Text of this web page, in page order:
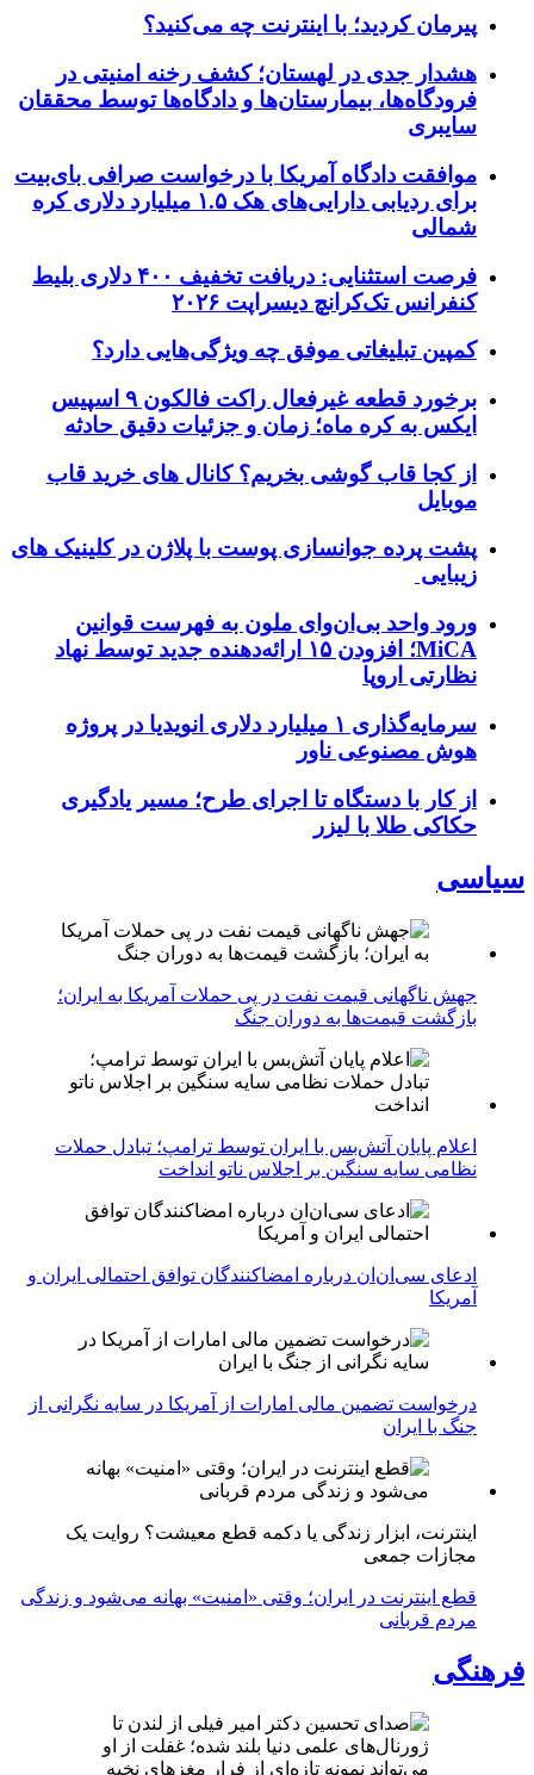
پیرمان کردید؛ با اینترنت چه می‌کنید؟
هشدار جدی در لهستان؛ کشف رخنه امنیتی در
فرودگاه‌ها، بیمارستان‌ها و دادگاه‌ها توسط محققان
سایبری
موافقت دادگاه آمریکا با درخواست صرافی بای‌بیت
برای ردیابی دارایی‌های هک ۱.۵ میلیارد دلاری کره
شمالی
فرصت استثنایی: دریافت تخفیف ۴۰۰ دلاری بلیط
کنفرانس تک‌کرانچ دیسراپت ۲۰۲۶
کمپین تبلیغاتی موفق چه ویژگی‌هایی دارد؟
برخورد قطعه غیرفعال راکت فالکون ۹ اسپیس
ایکس به کره ماه؛ زمان و جزئیات دقیق حادثه
از کجا قاب گوشی بخریم؟ کانال های خرید قاب
موبایل
پشت پرده جوانسازی پوست با پلاژن در کلینیک های
زیبایی
ورود واحد بی‌ان‌وای ملون به فهرست قوانین
MiCA؛ افزودن ۱۵ ارائه‌دهنده جدید توسط نهاد
نظارتی اروپا
سرمایه‌گذاری ۱ میلیارد دلاری انویدیا در پروژه
هوش مصنوعی ناور
از کار با دستگاه تا اجرای طرح؛ مسیر یادگیری
حکاکی طلا با لیزر
سیاسی
جهش ناگهانی قیمت نفت در پی حملات آمریکا به ایران؛
بازگشت قیمت‌ها به دوران جنگ
اعلام پایان آتش‌بس با ایران توسط ترامپ؛ تبادل حملات
نظامی سایه سنگین بر اجلاس ناتو انداخت
ادعای سی‌ان‌ان درباره امضاکنندگان توافق احتمالی ایران و
آمریکا
درخواست تضمین مالی امارات از آمریکا در سایه نگرانی از
جنگ با ایران
اینترنت، ابزار زندگی یا دکمه قطع معیشت؟ روایت یک
مجازات جمعی
قطع اینترنت در ایران؛ وقتی «امنیت» بهانه می‌شود و زندگی
مردم قربانی
فرهنگی